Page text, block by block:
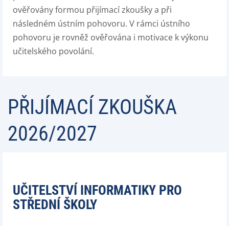
ověřovány formou přijímací zkoušky a při
následném ústním pohovoru. V rámci ústního
pohovoru je rovněž ověřována i motivace k výkonu
učitelského povolání.
PŘIJÍMACÍ ZKOUŠKA
2026/2027
UČITELSTVÍ INFORMATIKY PRO
STŘEDNÍ ŠKOLY